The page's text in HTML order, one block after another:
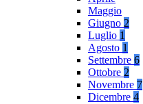
Maggio
Giugno 2
Luglio 1
Agosto 1
Settembre 6
Ottobre 2
Novembre 7
Dicembre 4